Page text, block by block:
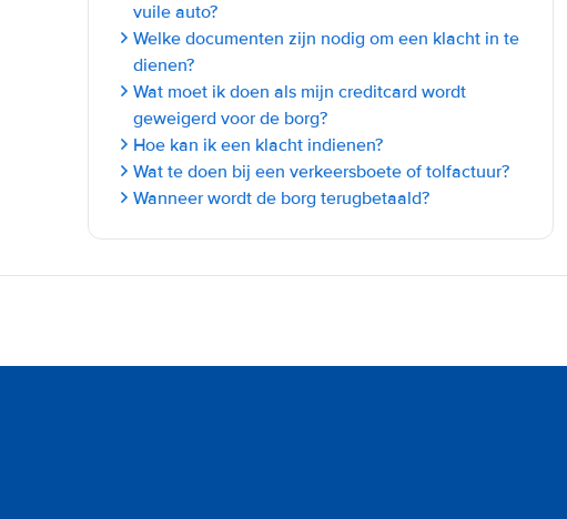
vuile auto?
Welke documenten zijn nodig om een klacht in te
dienen?
Wat moet ik doen als mijn creditcard wordt
geweigerd voor de borg?
Hoe kan ik een klacht indienen?
Wat te doen bij een verkeersboete of tolfactuur?
Wanneer wordt de borg terugbetaald?